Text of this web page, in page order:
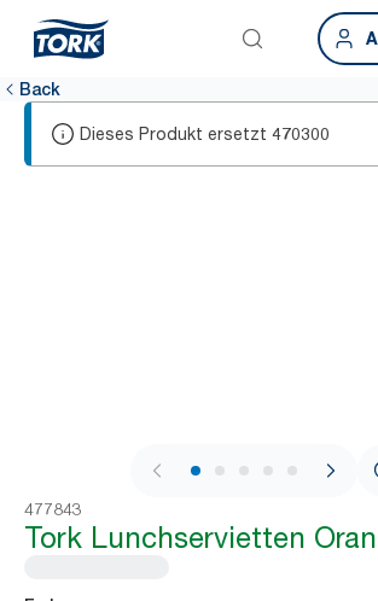
Back
Dieses Produkt ersetzt 470300
1 / 7
477843
Tork Lunchservietten